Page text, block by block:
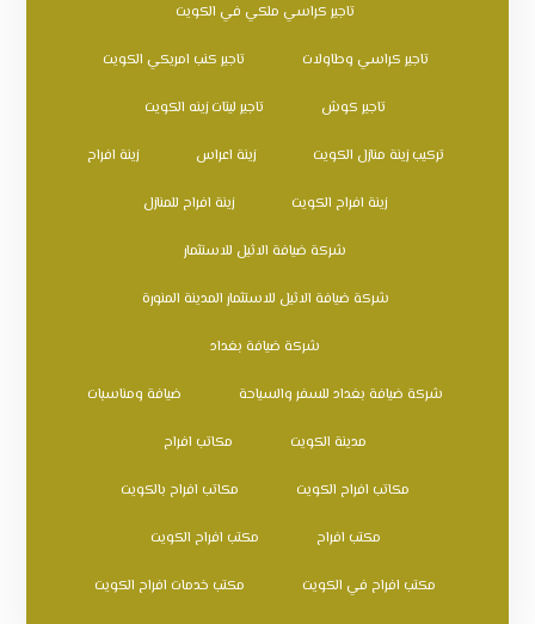
تاجير كراسي ملكي في الكويت
تاجير كراسي وطاولات تاجير كنب امريكي الكويت
تاجير كوش تاجير ليتات زينه الكويت
تركيب زينة منازل الكويت زينة اعراس زينة افراح
زينة افراح الكويت زينة افراح للمنازل
شركة ضيافة الاثيل للاستثمار
شركة ضيافة الاثيل للاستثمار المدينة المنورة
شركة ضيافة بغداد
شركة ضيافة بغداد للسفر والسياحة ضيافة ومناسبات
مدينة الكويت مكاتب افراح
مكاتب افراح الكويت مكاتب افراح بالكويت
مكتب افراح مكتب افراح الكويت
مكتب افراح في الكويت مكتب خدمات افراح الكويت